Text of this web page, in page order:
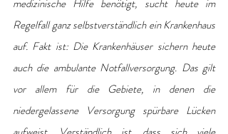
medizinische Hilfe benötigt, sucht heute im
Regelfall ganz selbstverständlich ein Krankenhaus
auf. Fakt ist: Die Krankenhäuser sichern heute
auch die ambulante Notfallversorgung. Das gilt
vor allem für die Gebiete, in denen die
niedergelassene Versorgung spürbare Lücken